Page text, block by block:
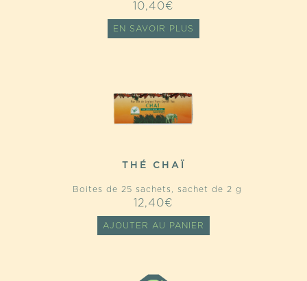
10,40€
EN SAVOIR PLUS
THÉ CHAÏ
Boites de 25 sachets, sachet de 2 g
12,40€
AJOUTER AU PANIER